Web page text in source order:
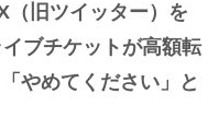
（旧ツイッター）を
ブチケットが高額転
やめてください」と